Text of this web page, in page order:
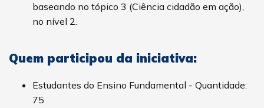
baseando no tópico 3 (Ciência cidadão em ação),
no nível 2.
Quem participou da iniciativa:
Estudantes do Ensino Fundamental - Quantidade:
75